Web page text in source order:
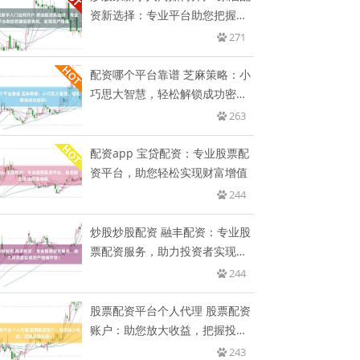
资新选择：专业平台助您把握投
271
配资哪个平台靠谱 芝麻策略：小
巧思大智慧，轻松解锁成功密
263
配资app 宝贷配资：专业股票配
资平台，助您轻松实现财富增值
244
炒股炒股配资 融丰配资：专业股
票配资服务，助力投资者实现资
244
股票配资平台个人代理 股票配资
账户：助您放大收益，把握投资
243